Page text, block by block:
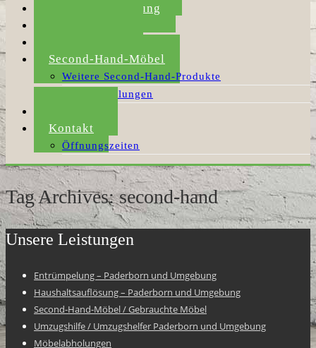
Haushaltsauflösung
Second-Hand-Möbel
Weitere Second-Hand-Produkte
Möbelabholungen
Kontakt
Öffnungszeiten
Tag Archives: second-hand
Unsere Leistungen
Entrümpelung – Paderborn und Umgebung
Haushaltsauflösung – Paderborn und Umgebung
Second-Hand-Möbel / Gebrauchte Möbel
Umzugshilfe / Umzugshelfer Paderborn und Umgebung
Möbelabholungen